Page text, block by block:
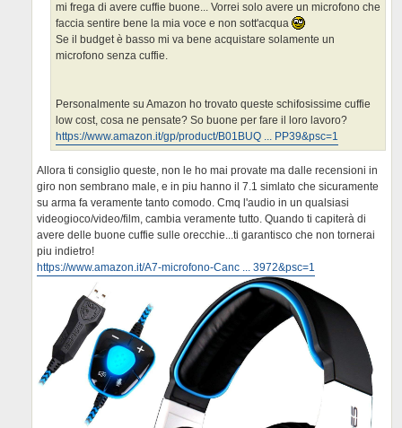
mi frega di avere cuffie buone... Vorrei solo avere un microfono che
faccia sentire bene la mia voce e non sott'acqua
Se il budget è basso mi va bene acquistare solamente un
microfono senza cuffie.
Personalmente su Amazon ho trovato queste schifosissime cuffie
low cost, cosa ne pensate? So buone per fare il loro lavoro?
https://www.amazon.it/gp/product/B01BUQ ... PP39&psc=1
Allora ti consiglio queste, non le ho mai provate ma dalle recensioni in
giro non sembrano male, e in piu hanno il 7.1 simlato che sicuramente
su arma fa veramente tanto comodo. Cmq l'audio in un qualsiasi
videogioco/video/film, cambia veramente tutto. Quando ti capiterà di
avere delle buone cuffie sulle orecchie...ti garantisco che non tornerai
piu indietro!
https://www.amazon.it/A7-microfono-Canc ... 3972&psc=1